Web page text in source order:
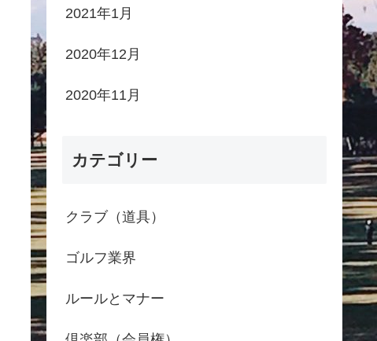
2021年1月
2020年12月
2020年11月
カテゴリー
クラブ（道具）
ゴルフ業界
ルールとマナー